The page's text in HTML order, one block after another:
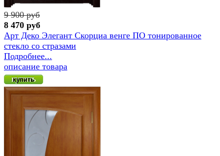
9 900 руб
8 470 руб
Арт Деко Элегант Скорциа венге ПО тонированное
стекло сo стразами
Подробнее...
описание товара